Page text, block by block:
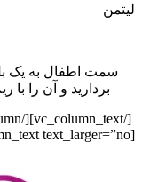
لیتمن
سمت اطفال به یک
بردارید و آن را با
[vc_column_text text_larger=”no”]